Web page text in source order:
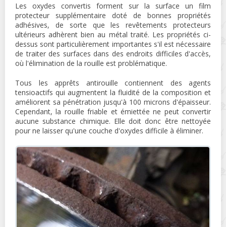
Les oxydes convertis forment sur la surface un film
protecteur supplémentaire doté de bonnes propriétés
adhésives, de sorte que les revêtements protecteurs
ultérieurs adhèrent bien au métal traité. Les propriétés ci-
dessus sont particulièrement importantes s'il est nécessaire
de traiter des surfaces dans des endroits difficiles d'accès,
où l'élimination de la rouille est problématique.
Tous les apprêts antirouille contiennent des agents
tensioactifs qui augmentent la fluidité de la composition et
améliorent sa pénétration jusqu'à 100 microns d'épaisseur.
Cependant, la rouille friable et émiettée ne peut convertir
aucune substance chimique. Elle doit donc être nettoyée
pour ne laisser qu'une couche d'oxydes difficile à éliminer.